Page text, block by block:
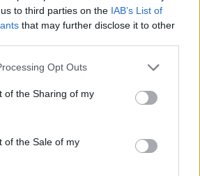
to third parties on the IAB’s List of
that may further disclose it to other
Opt Outs
of the Sharing of my
of the Sale of my
visavertį gyvūno
nors iš pradžių ir
Iš pradžių jis gali būti
stebint jo
dėmesio, žiurkėniukas